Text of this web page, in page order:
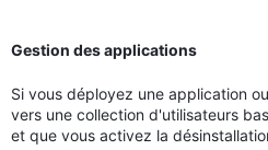
Gestion des applications
Si vous déployez une application
vers une collection d'utilisateurs
et que vous activez la